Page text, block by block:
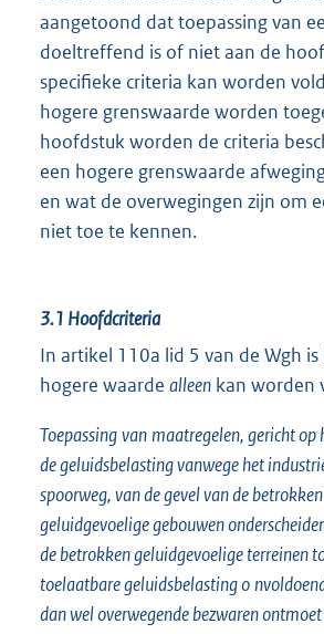
aangetoond dat toepassing van
doeltreffend is of niet aan de
specifieke criteria kan worden
hogere grenswaarde worden
hoofdstuk worden de criteria
een hogere grenswaarde
en wat de overwegingen zijn om
niet toe te kennen.
3.1 Hoofdcriteria
In artikel 110a lid 5 van de Wgh
hogere waarde alleen kan worden
Toepassingvan maatregelen, gericht op
de geluidsbelasting vanwege het
spoorweg, van de gevel van de
geluidgevoelige gebouwen
de betrokken geluidgevoelige terreinen
toelaatbare geluidsbelasting o
dan wel overwegende bezwaren